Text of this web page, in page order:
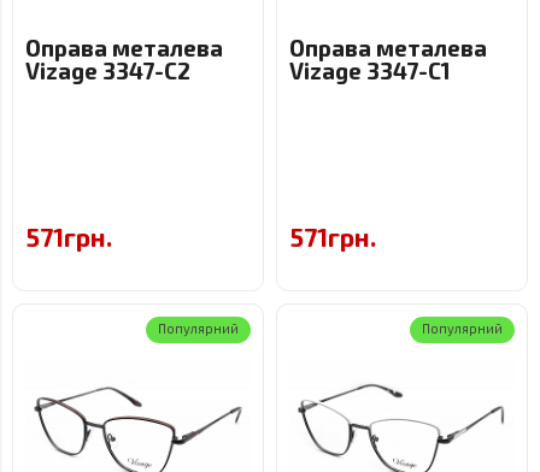
Оправа металева
Vizage 3347-C2
571грн.
Оправа металева
Vizage 3347-C1
571грн.
Популярний Популярний